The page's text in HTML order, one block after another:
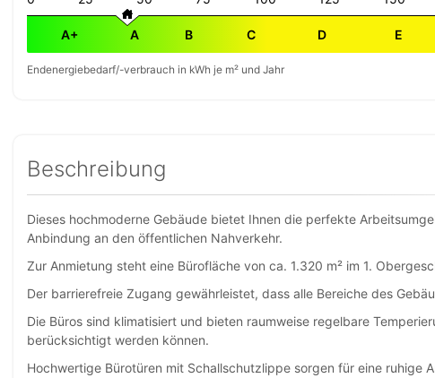
A+ A B C D E
Endenergiebedarf/-verbrauch in kWh je m² und Jahr
Beschreibung
Dieses hochmoderne Gebäude bietet Ihnen die perfekte
Anbindung an den öffentlichen Nahverkehr.
Zur Anmietung steht eine Bürofläche von ca. 1.320 m² im 1.
Der barrierefreie Zugang gewährleistet, dass alle Bereiche des
Die Büros sind klimatisiert und bieten raumweise regelbare
berücksichtigt werden können.
Hochwertige Bürotüren mit Schallschutzlippe sorgen für eine ruhige